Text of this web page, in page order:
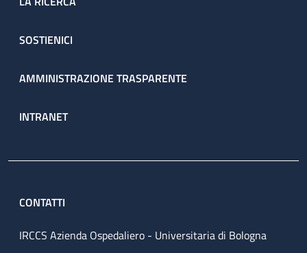
SOSTIENICI
AMMINISTRAZIONE TRASPARENTE
INTRANET
CONTATTI
IRCCS Azienda Ospedaliero - Universitaria di Bologna